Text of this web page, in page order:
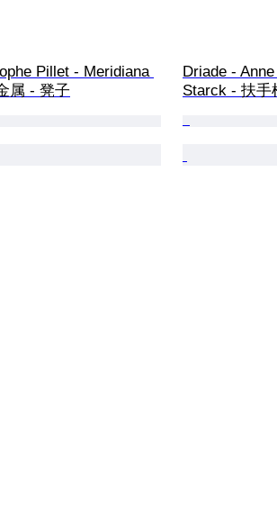
Pillet - Meridiana
属 - 凳子
Driade -
Starck - 扶手